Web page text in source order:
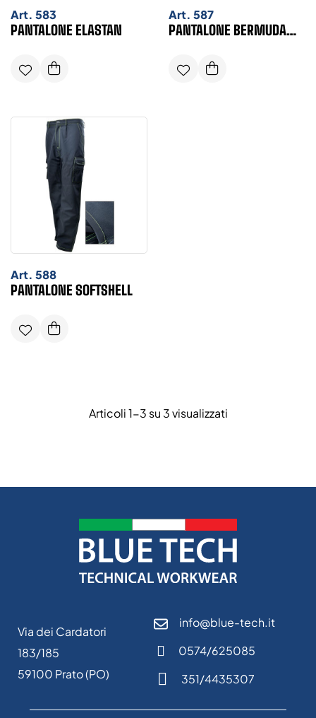
Art. 583
PANTALONE ELASTAN
Art. 587
PANTALONE BERMUDA
Art. 588
PANTALONE SOFTSHELL
Articoli 1-3 su 3 visualizzati
Via dei Cardatori
183/185
59100 Prato (PO)
info@blue-tech.it
0574/625085
351/4435307